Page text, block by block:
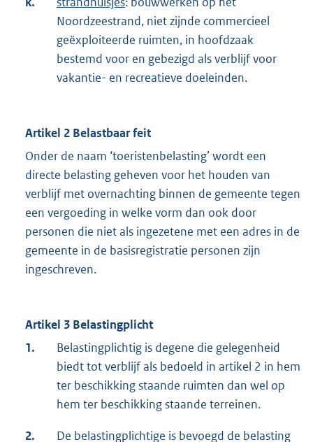
Noordzeestrand, niet zijnde commercieel
geëxploiteerde ruimten, in hoofdzaak
bestemd voor en gebezigd als verblijf voor
vakantie- en recreatieve doeleinden.
Artikel 2 Belastbaar feit
Onder de naam ‘toeristenbelasting’ wordt een
directe belasting geheven voor het houden van
verblijf met overnachting binnen de gemeente tegen
een vergoeding in welke vorm dan ook door
personen die niet als ingezetene met een adres in de
gemeente in de basisregistratie personen zijn
ingeschreven.
Artikel 3 Belastingplicht
1.
Belastingplichtig is degene die gelegenheid
biedt tot verblijf als bedoeld in artikel 2 in hem
ter beschikking staande ruimten dan wel op
hem ter beschikking staande terreinen.
2.
De belastingplichtige is bevoegd de belasting